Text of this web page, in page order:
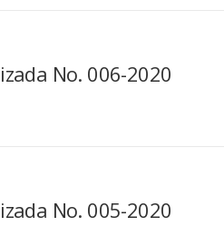
No. 006-2020
No. 005-2020